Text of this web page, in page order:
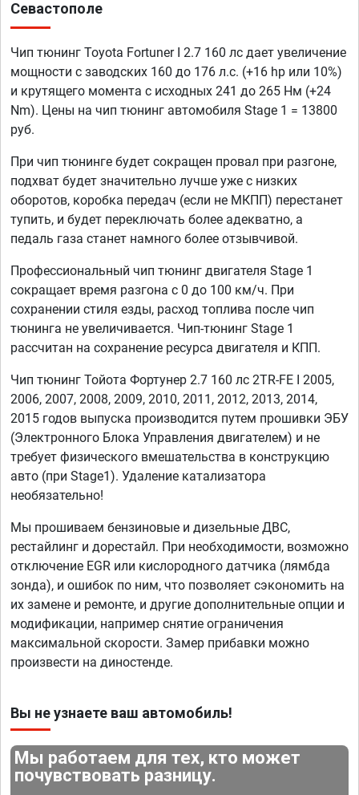
Севастополе
Чип тюнинг Toyota Fortuner I 2.7 160 лс дает увеличение
мощности с заводских 160 до 176 л.с. (+16 hp или 10%)
и крутящего момента с исходных 241 до 265 Нм (+24
Nm). Цены на чип тюнинг автомобиля Stage 1 = 13800
руб.
При чип тюнинге будет сокращен провал при разгоне,
подхват будет значительно лучше уже с низких
оборотов, коробка передач (если не МКПП) перестанет
тупить, и будет переключать более адекватно, а
педаль газа станет намного более отзывчивой.
Профессиональный чип тюнинг двигателя Stage 1
сокращает время разгона с 0 до 100 км/ч. При
сохранении стиля езды, расход топлива после чип
тюнинга не увеличивается. Чип-тюнинг Stage 1
рассчитан на сохранение ресурса двигателя и КПП.
Чип тюнинг Тойота Фортунер 2.7 160 лс 2TR-FE I 2005,
2006, 2007, 2008, 2009, 2010, 2011, 2012, 2013, 2014,
2015 годов выпуска производится путем прошивки ЭБУ
(Электронного Блока Управления двигателем) и не
требует физического вмешательства в конструкцию
авто (при Stage1). Удаление катализатора
необязательно!
Мы прошиваем бензиновые и дизельные ДВС,
рестайлинг и дорестайл. При необходимости, возможно
отключение EGR или кислородного датчика (лямбда
зонда), и ошибок по ним, что позволяет сэкономить на
их замене и ремонте, и другие дополнительные опции и
модификации, например снятие ограничения
максимальной скорости. Замер прибавки можно
произвести на диностенде.
Вы не узнаете ваш автомобиль!
Мы работаем для тех, кто может
почувствовать разницу.